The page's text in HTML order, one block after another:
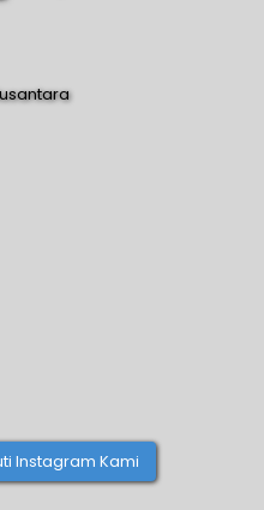
Instagram Kami